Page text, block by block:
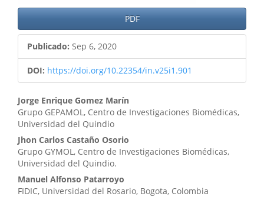
PDF
Publicado: Sep 6, 2020
DOI: https://doi.org/10.22354/in.v25i1.901
Contenido
principal
del
artículo
Jorge Enrique Gomez Marín
Grupo GEPAMOL, Centro de Investigaciones Biomédicas,
Universidad del Quindio
Jhon Carlos Castaño Osorio
Grupo GYMOL, Centro de Investigaciones Biomédicas,
Universidad del Quindio.
Manuel Alfonso Patarroyo
FIDIC, Universidad del Rosario, Bogota, Colombia